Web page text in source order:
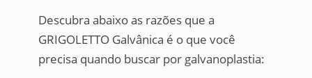
Descubra abaixo as razões que a
GRIGOLETTO Galvânica é o que você
precisa quando buscar por galvanoplastia: